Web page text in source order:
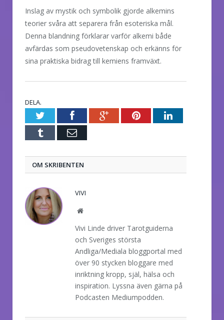
Inslag av mystik och symbolik gjorde alkemins
teorier svåra att separera från esoteriska mål.
Denna blandning förklarar varför alkemi både
avfärdas som pseudovetenskap och erkänns för
sina praktiska bidrag till kemiens framväxt.
DELA.
TwitterFacebookGoogle+PinterestLinkedIn
Tumblr E-
OM SKRIBENTEN
VIVI
Website
Vivi Linde driver Tarotguiderna
och Sveriges största
Andliga/Mediala bloggportal med
över 90 stycken bloggare med
inriktning kropp, själ, hälsa och
inspiration. Lyssna även gärna på
Podcasten Mediumpodden.